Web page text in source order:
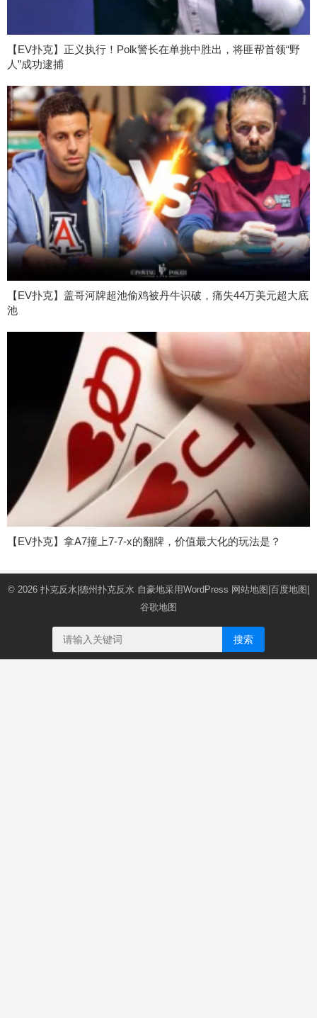
【EV扑克】正义执行！Polk警长在单挑中胜出，将匪帮首领“野
人”成功逮捕
【EV扑克】盖哥河牌超池偷鸡被丹牛识破，痛失44万美元超大底
池
【EV扑克】拿A7撞上7-7-x的翻牌，价值最大化的玩法是？
© 2026 扑克反水|德州扑克反水 自豪地采用WordPress 网站地图 百度地图
谷歌地图
搜索